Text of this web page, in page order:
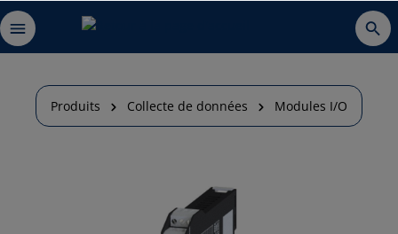
Produits Collecte de données Modules I/O